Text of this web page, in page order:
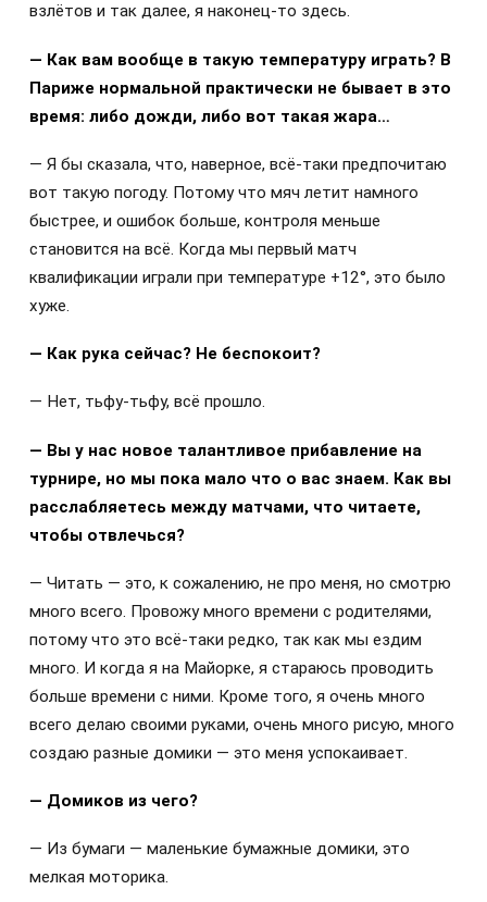
взлётов и так далее, я наконец-то здесь.
— Как вам вообще в такую температуру играть? В
Париже нормальной практически не бывает в это
время: либо дожди, либо вот такая жара…
— Я бы сказала, что, наверное, всё-таки предпочитаю
вот такую погоду. Потому что мяч летит намного
быстрее, и ошибок больше, контроля меньше
становится на всё. Когда мы первый матч
квалификации играли при температуре +12°, это было
хуже.
— Как рука сейчас? Не беспокоит?
— Нет, тьфу-тьфу, всё прошло.
— Вы у нас новое талантливое прибавление на
турнире, но мы пока мало что о вас знаем. Как вы
расслабляетесь между матчами, что читаете,
чтобы отвлечься?
— Читать — это, к сожалению, не про меня, но смотрю
много всего. Провожу много времени с родителями,
потому что это всё-таки редко, так как мы ездим
много. И когда я на Майорке, я стараюсь проводить
больше времени с ними. Кроме того, я очень много
всего делаю своими руками, очень много рисую, много
создаю разные домики — это меня успокаивает.
— Домиков из чего?
— Из бумаги — маленькие бумажные домики, это
мелкая моторика.